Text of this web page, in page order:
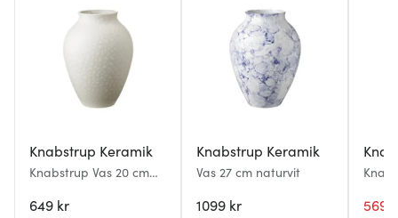
Knabstrup Keramik
Knabstrup Vas 20 cm
649 kr
Knabstrup Keramik
Vas 27 cm naturvit
1099 kr 569